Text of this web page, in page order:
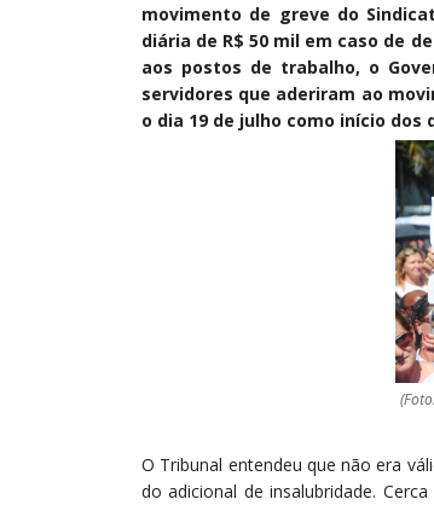
movimento de greve do
diária de R$ 50 mil em caso de
aos postos de trabalho, o
servidores que aderiram ao
o dia 19 de julho como início dos
O Tribunal entendeu que não era
do adicional de insalubridade.